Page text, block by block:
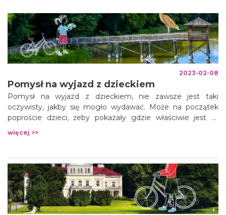
2023-02-08
Pomysł na wyjazd z dzieckiem
Pomysł na wyjazd z dzieckiem, nie zawsze jest taki
oczywisty, jakby się mogło wydawać. Może na początek
poproście dzieci, żeby pokazały gdzie właściwie jest ta
Kraina Górnej Odry?
więcej >>